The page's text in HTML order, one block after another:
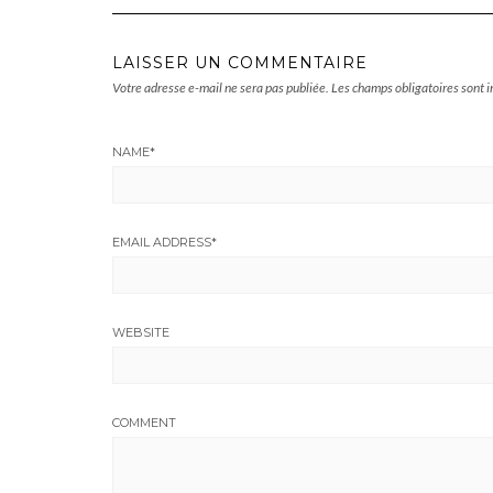
LAISSER UN COMMENTAIRE
Votre adresse e-mail ne sera pas publiée. Les champs obligatoires sont
NAME*
EMAIL ADDRESS*
WEBSITE
COMMENT